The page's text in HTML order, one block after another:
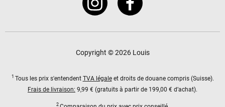
Copyright © 2026 Louis
1 Tous les prix s'entendent TVA légaleet droits de douane compris (Suisse).
Frais de livraison: 9,99 € (gratuits à partir de 199,00 € d’achat).
2